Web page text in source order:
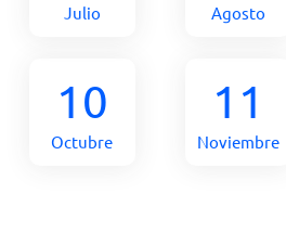
Julio Agosto
10
Octubre
11
Noviembre